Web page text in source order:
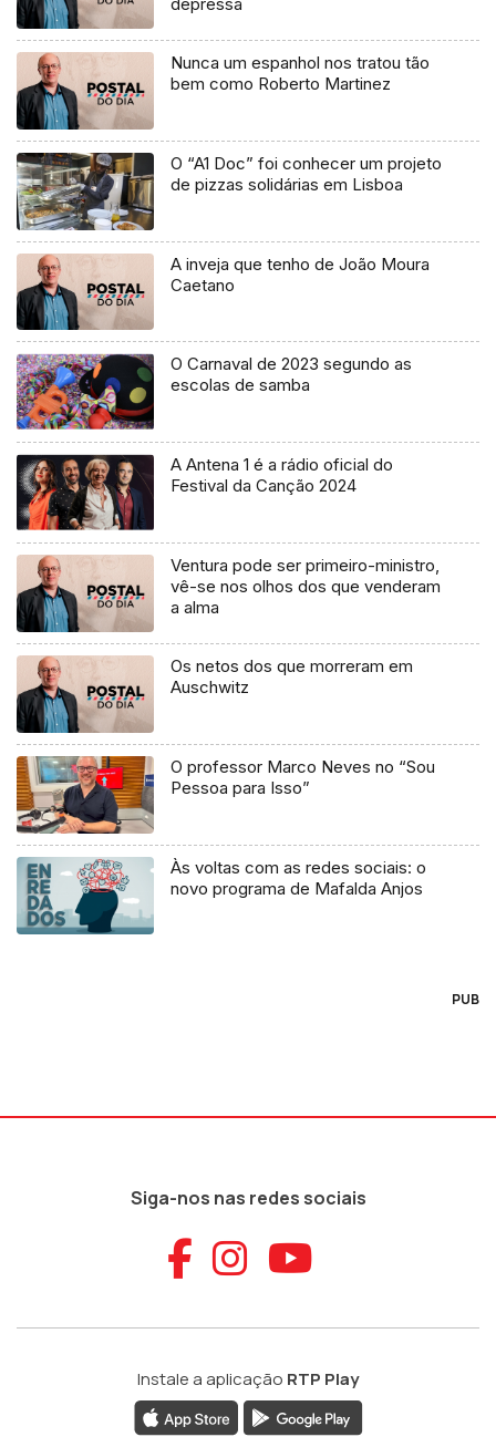
Nunca um espanhol nos tratou tão
bem como Roberto Martinez
O “A1 Doc” foi conhecer um projeto
de pizzas solidárias em Lisboa
A inveja que tenho de João Moura
Caetano
O Carnaval de 2023 segundo as
escolas de samba
A Antena 1 é a rádio oficial do
Festival da Canção 2024
Ventura pode ser primeiro-ministro,
vê-se nos olhos dos que venderam
a alma
Os netos dos que morreram em
Auschwitz
O professor Marco Neves no “Sou
Pessoa para Isso”
Às voltas com as redes sociais: o
novo programa de Mafalda Anjos
PUB
Siga-nos nas redes sociais
Aceder ao
Aceder ao
Aceder
Instale a aplicação RTP Play